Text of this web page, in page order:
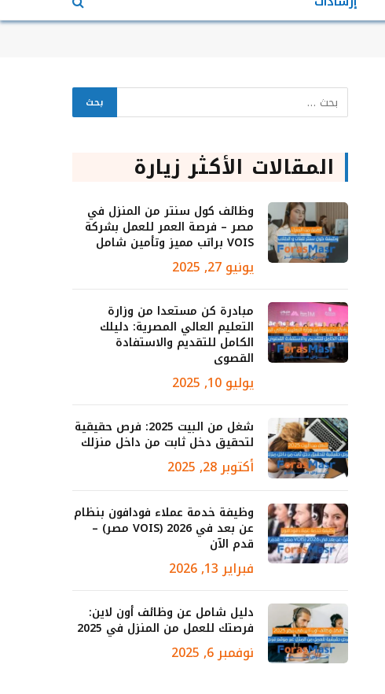
المقالات الأكثر زيارة
وظائف كول سنتر من المنزل في
مصر – فرصة العمر للعمل بشركة
VOIS براتب مميز وتأمين شامل
يونيو 27, 2025
مبادرة كن مستعدا من وزارة
التعليم العالي المصرية: دليلك
الكامل للتقديم والاستفادة
القصوى
يوليو 10, 2025
شغل من البيت 2025: فرص حقيقية
لتحقيق دخل ثابت من داخل منزلك
أكتوبر 28, 2025
وظيفة خدمة عملاء فودافون بنظام
عن بعد في 2026 (VOIS مصر) –
قدم الآن
فبراير 13, 2026
دليل شامل عن وظائف أون لاين:
فرصتك للعمل من المنزل في 2025
نوفمبر 6, 2025